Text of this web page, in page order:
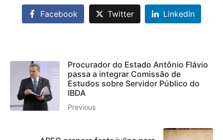
Facebook Twitter LinkedIn
Procurador do Estado Antônio Flávio
passa a integrar Comissão de
Estudos sobre Servidor Público do
IBDA
Previous